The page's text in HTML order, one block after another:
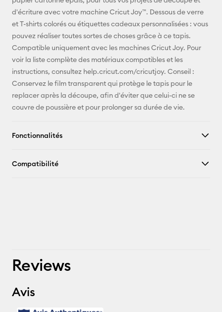
d'écriture avec votre machine Cricut Joy™. Dessous de verre
et T-shirts colorés ou étiquettes cadeaux personnalisées : vous
pouvez réaliser toutes sortes de choses grâce à ce tapis.
Compatible uniquement avec les machines Cricut Joy. Pour
voir la liste complète des matériaux compatibles et les
instructions, consultez help.cricut.com/cricutjoy. Conseil :
Conservez le film transparent qui protège le tapis pour le
replacer après la découpe, afin d'éviter que celui-ci ne se
couvre de poussière et pour prolonger sa durée de vie.
Fonctionnalités
Compatibilité
Reviews